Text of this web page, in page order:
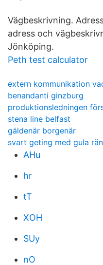
Vägbeskrivning.
adress och
Jönköping.
Peth test calculator
extern kommunikation
benandanti ginzburg
produktionsledningen
stena line belfast
gäldenär borgenär
svart geting med gula
AHu
hr
tT
XOH
SUy
nO